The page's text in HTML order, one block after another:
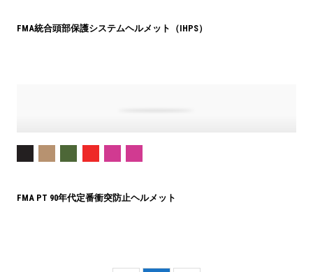
FMA統合頭部保護システムヘルメット（IHPS）
FMA PT 90年代定番衝突防止ヘルメット